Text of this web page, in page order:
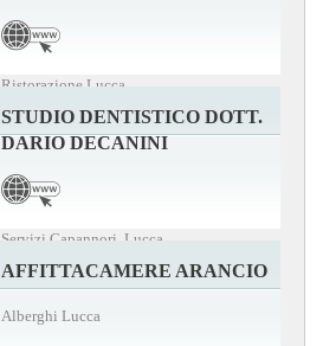
Ristorazione Lucca
STUDIO DENTISTICO DOTT.
DARIO DECANINI
Servizi Capannori, Lucca
AFFITTACAMERE ARANCIO
Alberghi Lucca